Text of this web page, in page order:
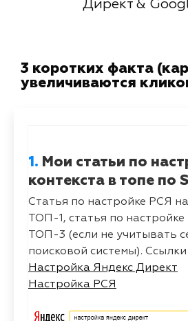
Директ &
3 коротких факта
увеличиваются
1. Мои статьи по
контекста в топе по
Статья по настройке РСЯ
ТОП-1, статья по настройке
ТОП-3 (если не учитывать
поисковой системы). Ссылки
Настройка Яндекс Директ
Настройка РСЯ